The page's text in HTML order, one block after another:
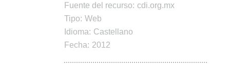
Fuente del recurso: cdi.org.mx
Tipo: Web
Idioma: Castellano
Fecha: 2012